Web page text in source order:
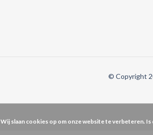
© Copyright
Wij slaan cookies op om onze website te verbeteren. Is